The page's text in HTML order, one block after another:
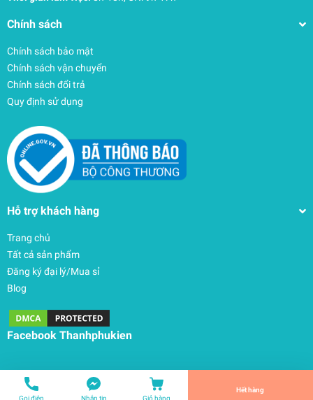
Chính sách
Chính sách bảo mật
Chính sách vận chuyển
Chính sách đổi trả
Quy định sử dụng
Hỗ trợ khách hàng
Trang chủ
Tất cả sản phẩm
Đăng ký đại lý/Mua sỉ
Blog
Facebook Thanhphukien
1.690.000₫
undefined
Tiến Hành Thanh Toán
Gọi điện Nhắn tin Giỏ hàng
Hết hàng